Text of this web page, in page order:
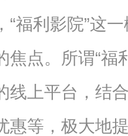
“福利影院”这
焦点。所谓“福
线上平台，结
惠等，极大地